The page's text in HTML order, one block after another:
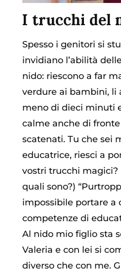
I trucchi del
Spesso i genitori si
invidiano l’abilità
nido: riescono a far
verdure ai bambini, li
meno di dieci minuti
calme anche di
scatenati. Tu che sei
educatrice, riesci a
vostri trucchi magici?
quali sono?)
impossibile portare a
competenze di
Al nido mio figlio sta
Valeria e con lei si
diverso che con me.